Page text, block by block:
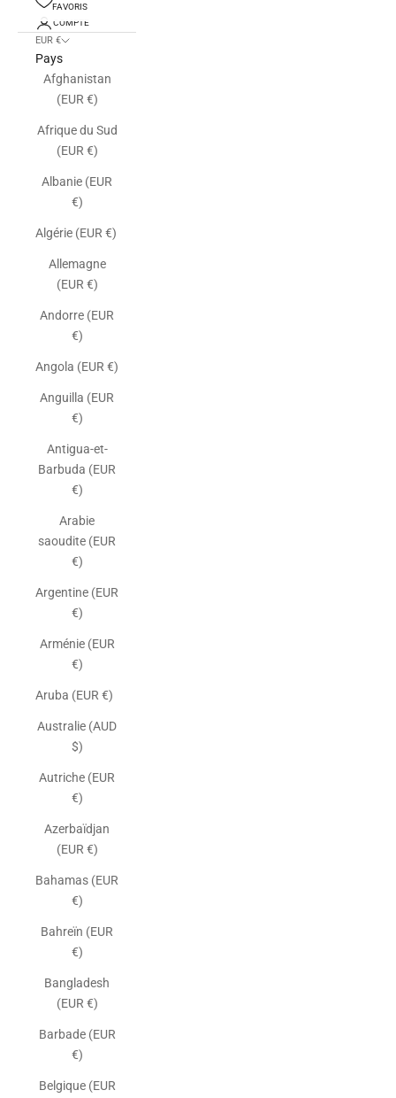
FAVORIS
COMPTE
EUR €
Pays
Afghanistan
(EUR €)
Afrique du Sud
(EUR €)
Albanie (EUR
€)
Algérie (EUR €)
Allemagne
(EUR €)
Andorre (EUR
€)
Angola (EUR €)
Anguilla (EUR
€)
Antigua-et-
Barbuda (EUR
€)
Arabie
saoudite (EUR
€)
Argentine (EUR
€)
Arménie (EUR
€)
Aruba (EUR €)
Australie (AUD
$)
Autriche (EUR
€)
Azerbaïdjan
(EUR €)
Bahamas (EUR
€)
Bahreïn (EUR
€)
Bangladesh
(EUR €)
Barbade (EUR
€)
Belgique (EUR